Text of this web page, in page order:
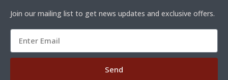
Join our mailing list to get news updates and exclusive offers.
Send